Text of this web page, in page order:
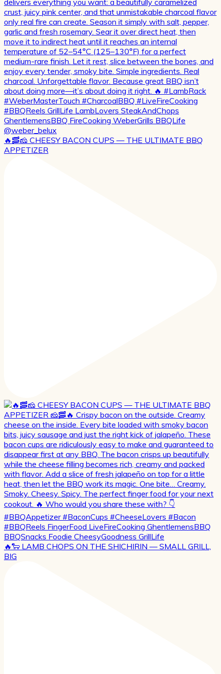
🔥🥓🧀 CHEESY BACON CUPS — THE ULTIMATE BBQ
APPETIZER
🔥🐑 LAMB CHOPS ON THE SHICHIRIN — SMALL GRILL,
BIG